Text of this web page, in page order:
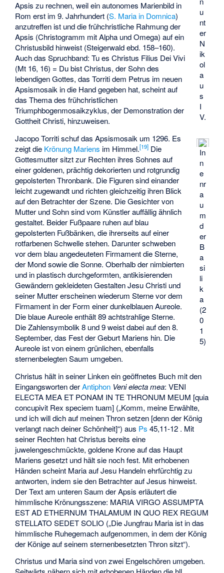
u
nt
er
N
ik
ol
a
u
s
I
V.
In
n
e
nr
a
u
m
d
er
B
a
si
li
k
a
(2
0
1
5)
Apsis zu rechnen, weil ein autonomes Marienbild in
Rom erst im 9. Jahrhundert (S. Maria in Domnica)
anzutreffen ist und die frühchristliche Rahmung der
Apsis (Christogramm mit Alpha und Omega) auf ein
Christusbild hinweist (Steigerwald ebd. 158–160).
Auch das Spruchband: Tu es Christus Filius Dei Vivi
(Mt 16, 16) = Du bist Christus, der Sohn des
lebendigen Gottes, das Torriti dem Petrus im neuen
Apsismosaik in die Hand gegeben hat, scheint auf
das Thema des frühchristlichen
Triumphbogenmosaikzyklus, der Demonstration der
Gottheit Christi, hinzuweisen.
Jacopo Torritischuf das Apsismosaik um 1296. Es
zeigt die Krönung Mariens im Himmel.[19] Die
Gottesmutter sitzt zur Rechten ihres Sohnes auf
einer goldenen, prächtig dekorierten und rotgrundig
gepolsterten Thronbank. Die Figuren sind einander
leicht zugewandt und richten gleichzeitig ihren Blick
auf den Betrachter der Szene. Die Gesichter von
Mutter und Sohn sind vom Künstler auffällig ähnlich
gestaltet. Beider Fußpaare ruhen auf blau
gepolsterten Fußbänken, die ihrerseits auf einer
rotfarbenen Schwelle stehen. Darunter schweben
vor dem blau angedeuteten Firmament die Sterne,
der Mond sowie die Sonne. Oberhalb der nimbierten
und in plastisch durchgeformten, antikisierenden
Gewändern gekleideten Gestalten Jesu Christi und
seiner Mutter erscheinen wiederum Sterne vor dem
Firmament in der Form einer dunkelblauen Aureole.
Die blaue Aureole enthält 89 achtstrahlige Sterne.
Die Zahlensymbolik 8 und 9 weist dabei auf den 8.
September, das Fest der Geburt Mariens hin. Die
Aureole ist von einem grünlichen, ebenfalls
sternenbelegten Saum umgeben.
Christus hält in seiner Linken ein geöffnetes Buch mit den
Eingangsworten derAntiphon Veni electa mea: VENI
ELECTA MEA ET PONAM IN TE THRONUM MEUM [quia
concupivit Rex speciem tuam] („Komm, meine Erwählte,
und ich will dich auf meinen Thron setzen [denn der König
verlangt nach deiner Schönheit]“) aus Ps 45,11-12 . Mit
seiner Rechten hat Christus bereits eine
juwelengeschmückte, goldene Krone auf das Haupt
Mariens gesetzt und hält sie noch fest. Mit erhobenen
Händen scheint Maria auf Jesu Handeln ehrfürchtig zu
antworten, indem sie den Betrachter auf Jesus hinweist.
Der Text am unteren Saum der Apsis erläutert die
himmlische Krönungsszene: MARIA VIRGO ASSUMPTA
EST AD ETHERNUM THALAMUM IN QUO REX REGUM
STELLATO SEDET SOLIO („Die Jungfrau Maria ist in das
himmlische Ruhegemach aufgenommen, in dem der König
der Könige auf seinem sternenbesetzten Thron sitzt“).
Christus und Maria sind von zwei Engelschören umgeben.